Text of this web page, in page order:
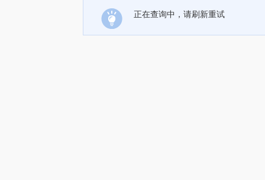
正在查询中，请刷新重试